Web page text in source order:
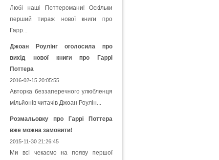
Любі наші Поттеромани! Оскільки
перший тираж нової книги про
Гарр...
Джоан Роулінг оголосила про
вихід нової книги про Гаррі
Поттера
2016-02-15 20:05:55
Авторка беззаперечного улюбленця
мільйонів читачів Джоан Роулін...
Розмальовку про Гаррі Поттера
вже можна замовити!
2015-11-30 21:26:45
Ми всі чекаємо на появу першої